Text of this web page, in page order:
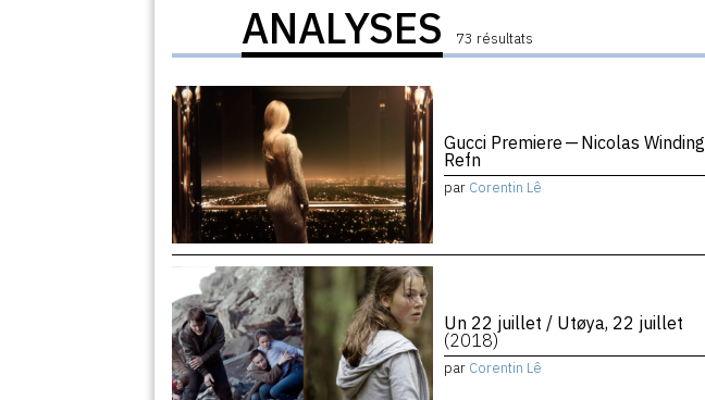
ANALYSES 73 résultats
Gucci Premiere — Nicolas Winding
Refn
par Corentin Lê
Un 22 juillet / Utøya, 22 juillet
(2018)
par Corentin Lê